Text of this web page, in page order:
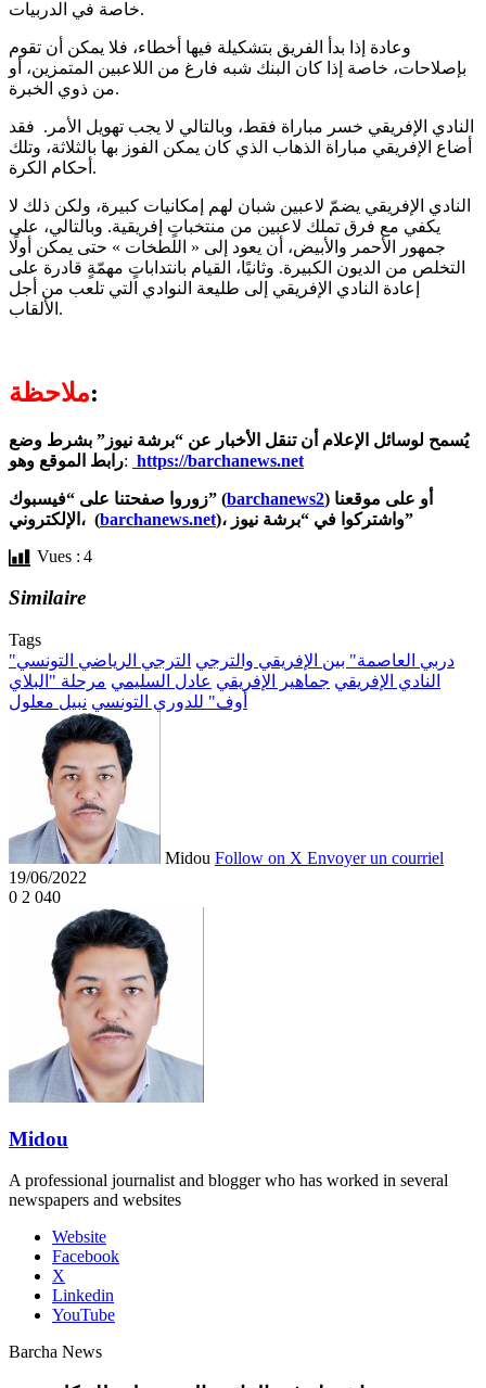
خاصة في الدربيات.
وعادة إذا بدأ الفريق بتشكيلة فيها أخطاء، فلا يمكن أن تقوم
بإصلاحات، خاصة إذا كان البنك شبه فارغ من اللاعبين المتمزين، أو
من ذوي الخبرة.
النادي الإفريقي خسر مباراة فقط، وبالتالي لا يجب تهويل الأمر. فقد
أضاع الإفريقي مباراة الذهاب الذي كان يمكن الفوز بها بالثلاثة، وتلك
أحكام الكرة.
النادي الإفريقي يضمّ لاعبين شبان لهم إمكانيات كبيرة، ولكن ذلك لا
يكفي مع فرق تملك لاعبين من منتخباتٍ إفريقية. وبالتالي، على
جمهور الأحمر والأبيض، أن يعود إلى « اللطخات » حتى يمكن أولًا
التخلص من الديون الكبيرة. وثانيًا، القيام بانتداباتٍ مهمّةٍ قادرة على
إعادة النادي الإفريقي إلى طليعة النوادي التي تلعب من أجل
الألقاب.
ملاحظة:
يُسمح لوسائل الإعلام أن تنقل الأخبار عن “برشة نيوز” بشرط وضع
رابط الموقع وهو: https://barchanews.net
زوروا صفحتنا على “فيسبوك” (barchanews2) أو على موقعنا
الإلكتروني، (barchanews.net
)، واشتركوا في “برشة نيوز”
Vues : 4
Similaire
Tags
"دربي العاصمة" بين الإفريقي والترجي الترجي الرياضي التونسي
النادي الإفريقي جماهير الإفريقي عادل السليمي مرحلة "البلاي
أوف" للدوري التونسي نبيل معلول
Midou Follow on X Envoyer un courriel
19/06/2022
0 2 040
Midou
A professional journalist and blogger who has worked in several
newspapers and websites
Website
Facebook
X
Linkedin
YouTube
Barcha News